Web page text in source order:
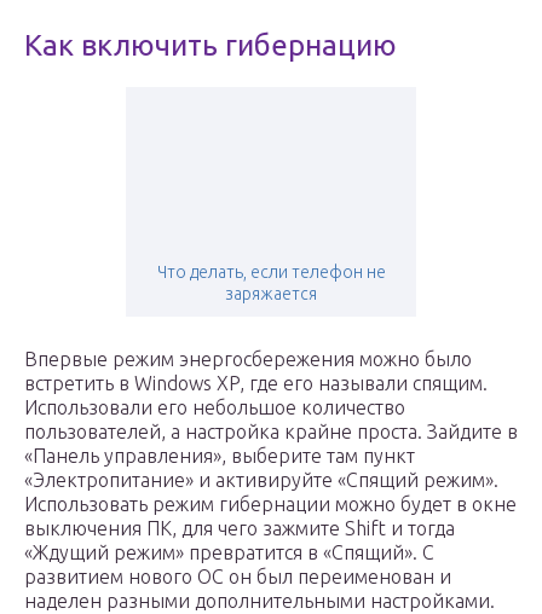
Как включить гибернацию
Что делать, если телефон не
заряжается
Впервые режим энергосбережения можно было
встретить в Windows XP, где его называли спящим.
Использовали его небольшое количество
пользователей, а настройка крайне проста. Зайдите в
«Панель управления», выберите там пункт
«Электропитание» и активируйте «Спящий режим».
Использовать режим гибернации можно будет в окне
выключения ПК, для чего зажмите Shift и тогда
«Ждущий режим» превратится в «Спящий». С
развитием нового ОС он был переименован и
наделен разными дополнительными настройками.